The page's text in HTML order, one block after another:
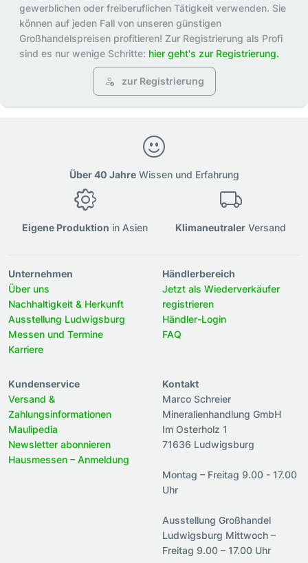
gewerblichen oder freiberuflichen Tätigkeit verwenden. Sie
können auf jeden Fall von unseren günstigen
Großhandelspreisen profitieren! Zur Registrierung als Profi
sind es nur wenige Schritte: hier geht's zur Registrierung.
zur Registrierung
Über 40 JahreWissen und Erfahrung
Eigene Produktion in Asien Klimaneutraler Versand
Unternehmen
Über uns
Nachhaltigkeit & Herkunft
Ausstellung Ludwigsburg
Messen und Termine
Karriere
Händlerbereich
Jetzt als Wiederverkäufer
registrieren
Händler-Login
FAQ
Kundenservice
Versand &
Zahlungsinformationen
Maulipedia
Newsletter abonnieren
Hausmessen – Anmeldung
Kontakt
Marco Schreier
Mineralienhandlung GmbH
Im Osterholz 1
71636 Ludwigsburg
Montag – Freitag 9.00 - 17.00
Uhr
Ausstellung Großhandel
Ludwigsburg Mittwoch –
Freitag 9.00 – 17.00 Uhr